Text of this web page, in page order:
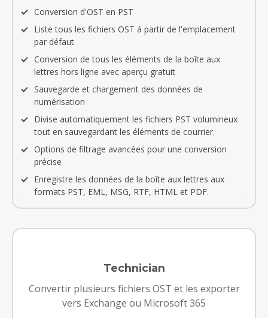
Conversion d'OST en PST
Liste tous les fichiers OST à partir de l'emplacement
par défaut
Conversion de tous les éléments de la boîte aux
lettres hors ligne avec aperçu gratuit
Sauvegarde et chargement des données de
numérisation
Divise automatiquement les fichiers PST volumineux
tout en sauvegardant les éléments de courrier.
Options de filtrage avancées pour une conversion
précise
Enregistre les données de la boîte aux lettres aux
formats PST, EML, MSG, RTF, HTML et PDF.
Technician
Convertir plusieurs fichiers OST et les exporter
vers Exchange ou Microsoft 365